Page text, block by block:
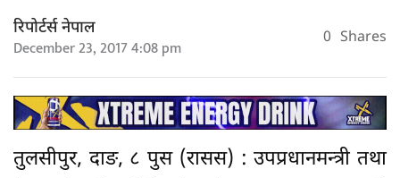
रिपोर्टर्स नेपाल
December 23, 2017 4:08 pm 0 Shares
तुलसीपुर, दाङ, ८ पुस (रासस) : उपप्रधानमन्त्री तथा